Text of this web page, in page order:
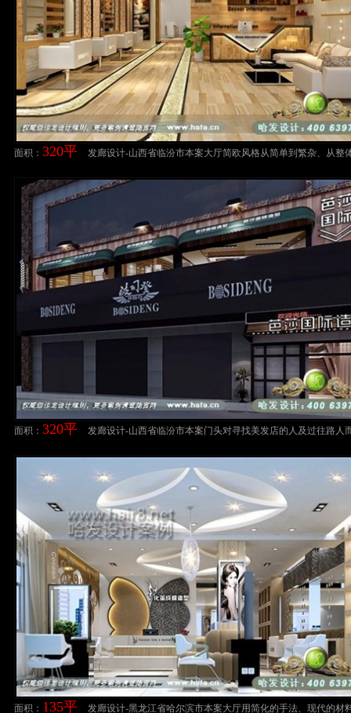
面积： 320平
发廊设计-山西省临汾市本案大厅简欧风格从简单到繁杂、从整
面积： 320平
发廊设计-山西省临汾市本案门头对寻找美发店的人及过往路人
面积： 135平
发廊设计-黑龙江省哈尔滨市本案大厅用简化的手法、现代的材